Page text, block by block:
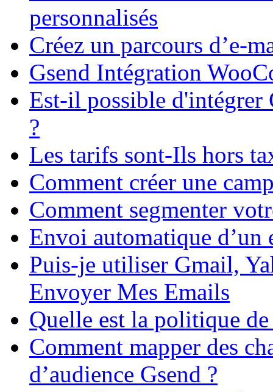
personnalisés
Créez un parcours d’e-
Gsend Intégration
Est-il possible d'intégrer
?
Les tarifs sont-Ils hors
Comment créer une
Comment segmenter
Envoi automatique d’un
Puis-je utiliser Gmail,
Envoyer Mes Emails
Quelle est la politique
Comment mapper des
d’audience Gsend ?